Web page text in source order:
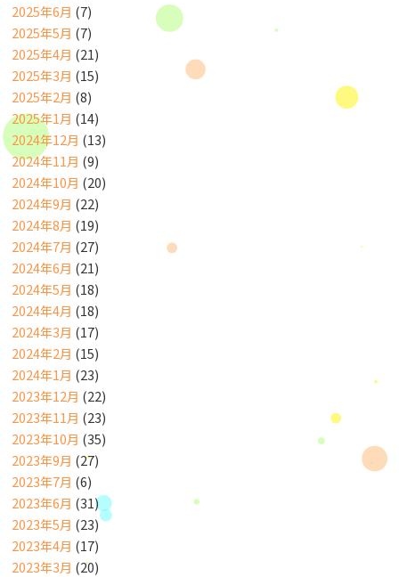
2025年6月 (7)
2025年5月 (7)
2025年4月 (21)
2025年3月 (15)
2025年2月 (8)
2025年1月 (14)
2024年12月 (13)
2024年11月 (9)
2024年10月 (20)
2024年9月 (22)
2024年8月 (19)
2024年7月 (27)
2024年6月 (21)
2024年5月 (18)
2024年4月 (18)
2024年3月 (17)
2024年2月 (15)
2024年1月 (23)
2023年12月 (22)
2023年11月 (23)
2023年10月 (35)
2023年9月 (27)
2023年7月 (6)
2023年6月 (31)
2023年5月 (23)
2023年4月 (17)
2023年3月 (20)